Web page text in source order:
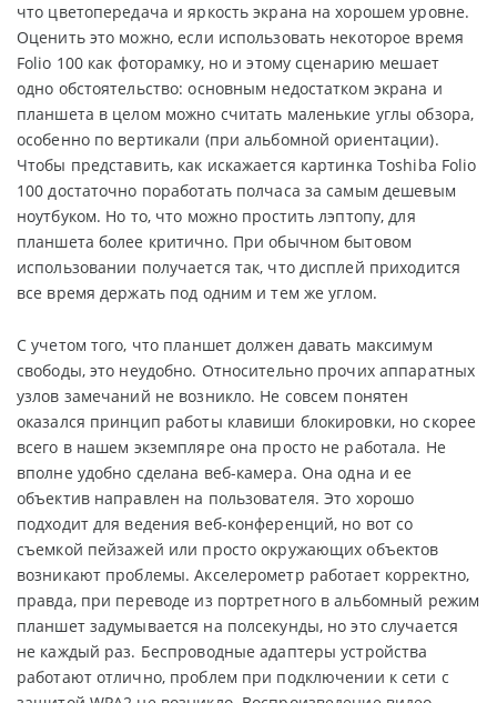
что цветопередача и яркость экрана на хорошем уровне.
Оценить это можно, если использовать некоторое время
Folio 100 как фоторамку, но и этому сценарию мешает
одно обстоятельство: основным недостатком экрана и
планшета в целом можно считать маленькие углы обзора,
особенно по вертикали (при альбомной ориентации).
Чтобы представить, как искажается картинка Toshiba Folio
100 достаточно поработать полчаса за самым дешевым
ноутбуком. Но то, что можно простить лэптопу, для
планшета более критично. При обычном бытовом
использовании получается так, что дисплей приходится
все время держать под одним и тем же углом.
С учетом того, что планшет должен давать максимум
свободы, это неудобно. Относительно прочих аппаратных
узлов замечаний не возникло. Не совсем понятен
оказался принцип работы клавиши блокировки, но скорее
всего в нашем экземпляре она просто не работала. Не
вполне удобно сделана веб-камера. Она одна и ее
объектив направлен на пользователя. Это хорошо
подходит для ведения веб-конференций, но вот со
съемкой пейзажей или просто окружающих объектов
возникают проблемы. Акселерометр работает корректно,
правда, при переводе из портретного в альбомный режим
планшет задумывается на полсекунды, но это случается
не каждый раз. Беспроводные адаптеры устройства
работают отлично, проблем при подключении к сети с